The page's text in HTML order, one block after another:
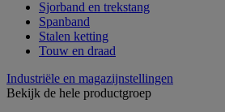
Sjorband en trekstang
Spanband
Stalen ketting
Touw en draad
Industriële en magazijnstellingen
Bekijk de hele productgroep